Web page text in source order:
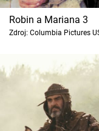
Robin a Mariana 3
Zdroj: Columbia Pictures